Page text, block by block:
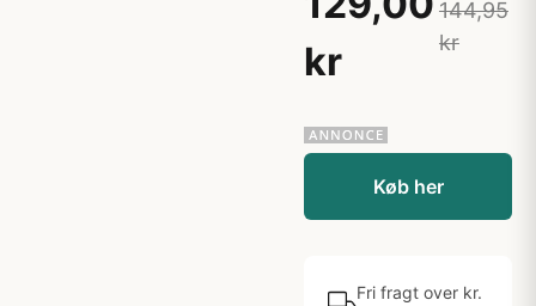
kr
144,95
kr
Køb her
Fri fragt over kr.